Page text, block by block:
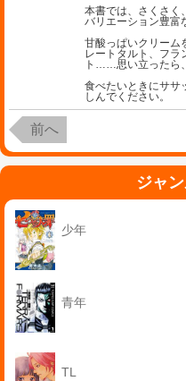
本書では、さくさく
バリエーション豊富
甘酸っぱいクリーム
レートタルト、フラ
ト……思い立ったら
食べたいときにササ
しんでください。
前へ
ジャ
少年
青年
TL